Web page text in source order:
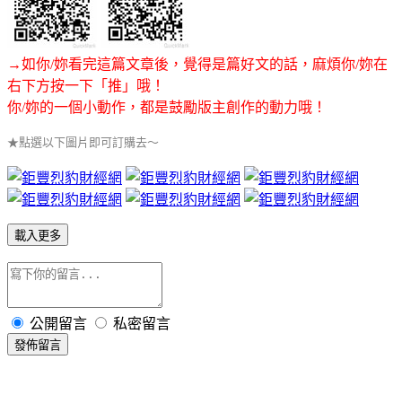
→如你/妳看完這篇文章後，覺得是篇好文的話，麻煩你/妳在
右下方按一下「推」哦！
你/妳的一個小動作，都是鼓勵版主創作的動力哦！
★點選以下圖片即可訂購去～
載入更多
公開留言 私密留言
發佈留言